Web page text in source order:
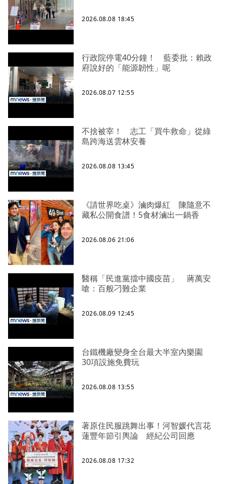
2026.08.08 18:45
行政院停電40分鐘！ 藍委批：賴政
府說好的「能源韌性」呢
2026.08.07 12:55
不捨被宰！ 志工「買牛救命」從綠
島跨海送雲林安養
2026.08.08 13:45
《請世界吃桌》滷肉爆紅 陳隨意不
藏私公開食譜！5食材滷出一鍋香
2026.08.06 21:06
醫稱「民進黨擋中國疫苗」 蔣萬安
嗆：百般刁難企業
2026.08.09 12:45
台鐵機廠變身全台最大半室內樂園
30項設施免費玩
2026.08.08 13:55
著原住民服跳舞出事！河智媛代言花
蓮豐年節引輿論 經紀公司回應
2026.08.08 17:32